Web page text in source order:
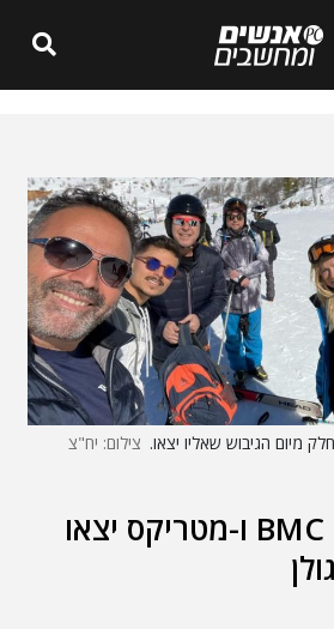
צילום: יח"צ
חשיפה לצפון: BMC ו-מטריקס יצאו